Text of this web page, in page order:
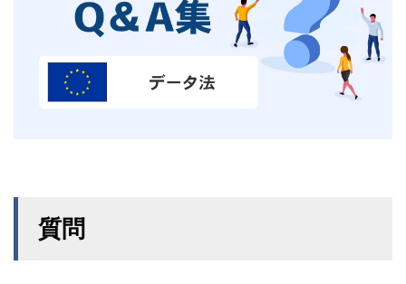
質問